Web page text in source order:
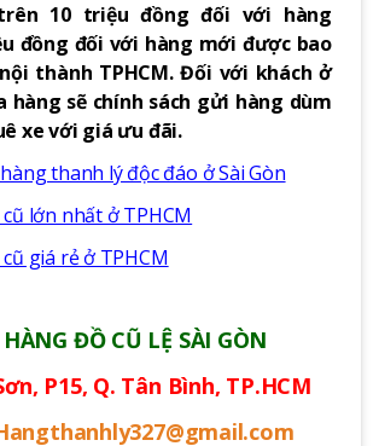
10 triệu đồng đối với hàng
đồng đối với hàng mới được bao
thành TPHCM. Đối với khách ở
hàng sẽ chính sách gửi hàng dùm
xe với giá ưu đãi.
thanh lý độc đáo ở Sài Gòn
lớn nhất ở TPHCM
giá rẻ ở TPHCM
ĐỒ CŨ LỆ SÀI GÒN
P15, Q. Tân Bình, TP.HCM